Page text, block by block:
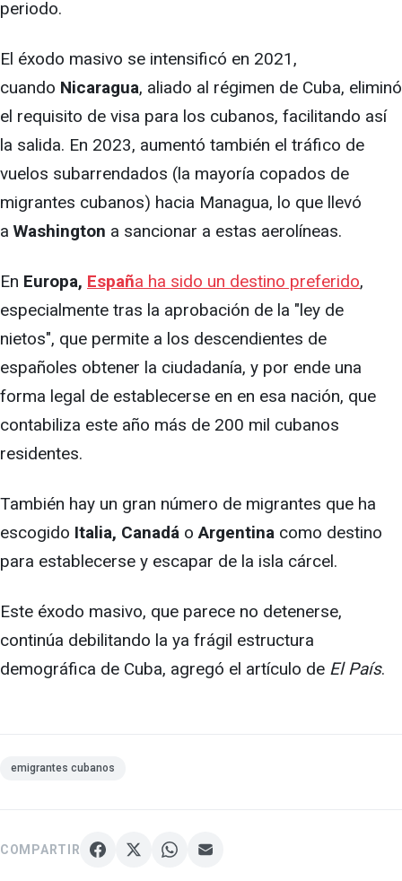
periodo.
El éxodo masivo se intensificó en 2021,
cuando Nicaragua, aliado al régimen de Cuba, eliminó
el requisito de visa para los cubanos, facilitando así
la salida. En 2023, aumentó también el tráfico de
vuelos subarrendados (la mayoría copados de
migrantes cubanos) hacia Managua, lo que llevó
a Washington a sancionar a estas aerolíneas.
En Europa, España ha sido un destino preferido,
especialmente tras la aprobación de la "ley de
nietos", que permite a los descendientes de
españoles obtener la ciudadanía, y por ende una
forma legal de establecerse en en esa nación, que
contabiliza este año más de 200 mil cubanos
residentes.
También hay un gran número de migrantes que ha
escogido Italia, Canadá o Argentina como destino
para establecerse y escapar de la isla cárcel.
Este éxodo masivo, que parece no detenerse,
continúa debilitando la ya frágil estructura
demográfica de Cuba, agregó el artículo de El País.
emigrantes cubanos
COMPARTIR